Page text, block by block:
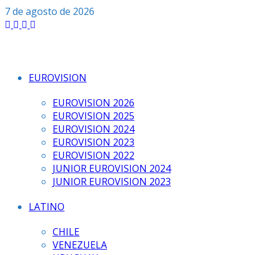
Saltar
al
7 de agosto de 2026
EUROVISION
EUROVISION 2026
EUROVISION 2025
EUROVISION 2024
EUROVISION 2023
EUROVISION 2022
JUNIOR EUROVISION 2024
JUNIOR EUROVISION 2023
LATINO
CHILE
VENEZUELA